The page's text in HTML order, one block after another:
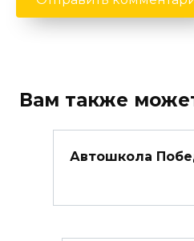
Вам также
Автошкола